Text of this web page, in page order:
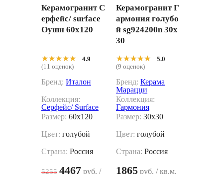
Керамогранит С
ерфейс/ surface
Оушн 60x120
★★★★★
★★★★★
4.9
(11 оценок)
Бренд: Италон
Коллекция:
Серфейс/ Surface
Размер: 60x120
Цвет: голубой
Страна: Россия
5255 4467 руб. /
Керамогранит Г
армония голубо
й sg924200n 30x
30
★★★★★
★★★★★
5.0
(9 оценок)
Бренд: Керама
Марацци
Коллекция:
Гармония
Размер: 30x30
Цвет: голубой
Страна: Россия
1865 руб. / кв.м.